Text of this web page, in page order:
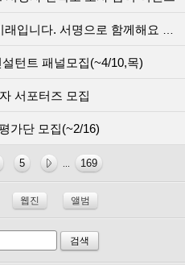
다. 서명으로 함께해요 EVENT ✈
턴트 패널모집(~4/10,목)
서포터즈 모집
가단 모집(~2/16)
5 ... 169
웹진 앨범
검색